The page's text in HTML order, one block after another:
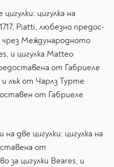
цигулка на
Piatti, любезно предос-
Международното
и цигулка Matteo
от Габриеле
лък от Чарлз Турте
от Габриеле
две цигулки: цигулка на
от
цигулки Beares, и